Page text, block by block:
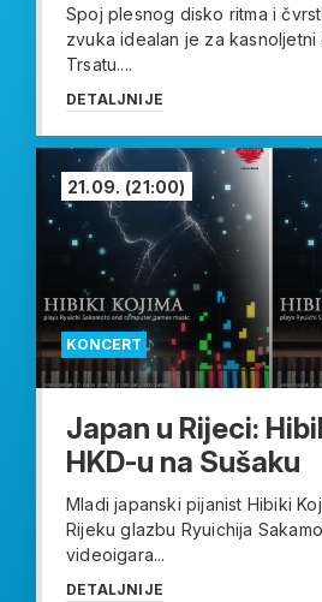
Spoj plesnog disko ritma i
zvuka idealan je za
Trsatu....
DETALJNIJE
KONCERT
21.09. (21:00)
Japan u Rijeci:
HKD-u na Sušaku
Mladi japanski pijanist Hibiki
Rijeku glazbu Ryuichija
videoigara...
DETALJNIJE